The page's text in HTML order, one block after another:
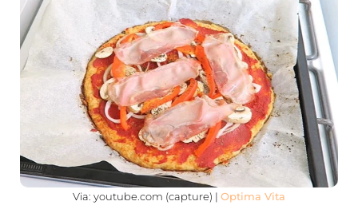
Via: youtube.com (capture) | Optima Vita